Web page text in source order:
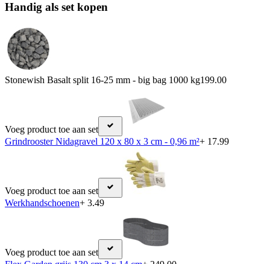
Handig als set kopen
Stonewish Basalt split 16-25 mm - big bag 1000 kg199.00
Voeg product toe aan set
Grindrooster Nidagravel 120 x 80 x 3 cm - 0,96 m²+ 17.99
Voeg product toe aan set
Werkhandschoenen+ 3.49
Voeg product toe aan set